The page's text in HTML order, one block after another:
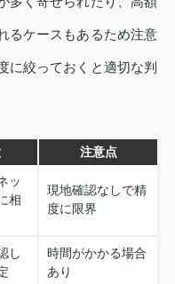
るケースもあるため注意
に絞っておくと適切な判
注意点
ッ
相
現地確認なしで精
度に限界
し
時間がかかる場合
あり